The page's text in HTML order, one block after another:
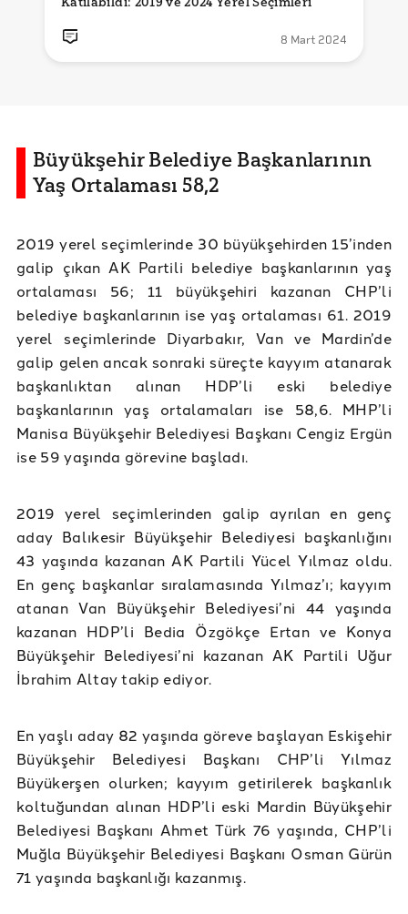
8 Mart 2024
Büyükşehir Belediye Başkanlarının
Yaş Ortalaması 58,2
2019 yerel seçimlerinde 30 büyükşehirden 15’inden
galip çıkan AK Partili belediye başkanlarının yaş
ortalaması 56; 11 büyükşehiri kazanan CHP’li
belediye başkanlarının ise yaş ortalaması 61. 2019
yerel seçimlerinde Diyarbakır, Van ve Mardin’de
galip gelen ancak sonraki süreçte kayyım atanarak
başkanlıktan alınan HDP’li eski belediye
başkanlarının yaş ortalamaları ise 58,6. MHP’li
Manisa Büyükşehir Belediyesi Başkanı Cengiz Ergün
ise 59 yaşında görevine başladı.
2019 yerel seçimlerinden galip ayrılan en genç
aday Balıkesir Büyükşehir Belediyesi başkanlığını
43 yaşında kazanan AK Partili Yücel Yılmaz oldu.
En genç başkanlar sıralamasında Yılmaz’ı; kayyım
atanan Van Büyükşehir Belediyesi’ni 44 yaşında
kazanan HDP’li Bedia Özgökçe Ertan ve Konya
Büyükşehir Belediyesi’ni kazanan AK Partili Uğur
İbrahim Altay takip ediyor.
En yaşlı aday 82 yaşında göreve başlayan Eskişehir
Büyükşehir Belediyesi Başkanı CHP’li Yılmaz
Büyükerşen olurken; kayyım getirilerek başkanlık
koltuğundan alınan HDP’li eski Mardin Büyükşehir
Belediyesi Başkanı Ahmet Türk 76 yaşında, CHP’li
Muğla Büyükşehir Belediyesi Başkanı Osman Gürün
71 yaşında başkanlığı kazanmış.